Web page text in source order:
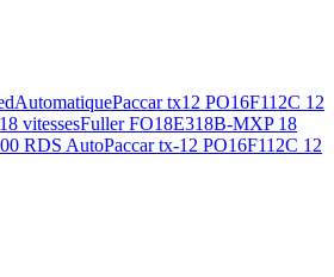
AutomatiquePaccar tx12 PO16F112C 12
vitessesFuller FO18E318B-MXP 18
RDS AutoPaccar tx-12 PO16F112C 12